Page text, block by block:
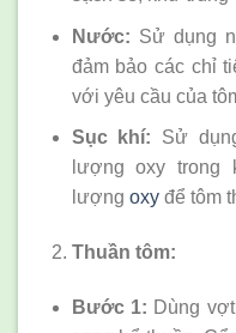
Nước: Sử dụng
đảm bảo các chỉ
với yêu cầu của
Sục khí: Sử
lượng oxy trong
lượng oxyđể tôm
Thuần tôm:
Bước 1: Dùng